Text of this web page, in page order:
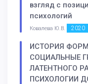
взгляд с
психологий
Ковалева Ю.В. 2020
ИСТОРИЯ
СОЦИАЛЬНЫЕ
ЛАТЕНТНОГО
ПСИХОЛОГИИ